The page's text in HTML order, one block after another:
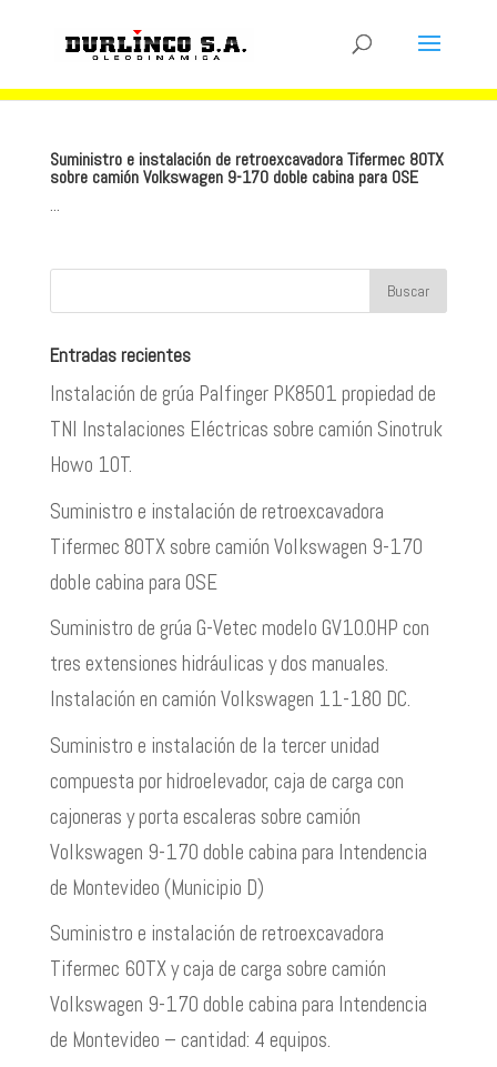
Suministro e instalación de retroexcavadora Tifermec 80TX
sobre camión Volkswagen 9-170 doble cabina para OSE
...
Entradas recientes
Instalación de grúa Palfinger PK8501 propiedad de
TNI Instalaciones Eléctricas sobre camión Sinotruk
Howo 10T.
Suministro e instalación de retroexcavadora
Tifermec 80TX sobre camión Volkswagen 9-170
doble cabina para OSE
Suministro de grúa G-Vetec modelo GV10.0HP con
tres extensiones hidráulicas y dos manuales.
Instalación en camión Volkswagen 11-180 DC.
Suministro e instalación de la tercer unidad
compuesta por hidroelevador, caja de carga con
cajoneras y porta escaleras sobre camión
Volkswagen 9-170 doble cabina para Intendencia
de Montevideo (Municipio D)
Suministro e instalación de retroexcavadora
Tifermec 60TX y caja de carga sobre camión
Volkswagen 9-170 doble cabina para Intendencia
de Montevideo – cantidad: 4 equipos.